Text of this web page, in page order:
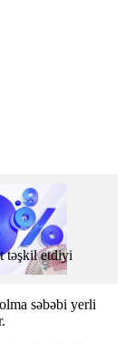
təşkil etdiyi
səbəbi yerli